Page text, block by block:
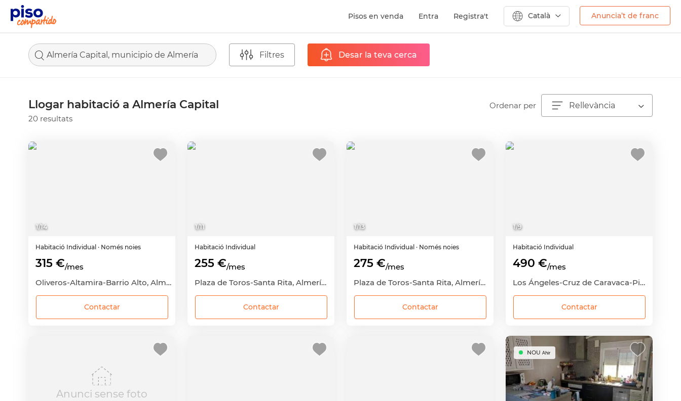
Pisos en venda Entra Registra't Català Anuncia’t de franc
Almería Capital, municipio de Almería Filtres Desar la teva cerca
Llogar habitació a Almería Capital
20 resultats
Ordenar per Rellevància
1/14
Habitació Individual · Només noies
315 €/mes
Oliveros-Altamira-Barrio Alto, Almería Capital, Almería
Contactar
1/11
Habitació Individual
255 €/mes
Plaza de Toros-Santa Rita, Almería Capital, Almería
Contactar
1/13
Habitació Individual · Només noies
275 €/mes
Plaza de Toros-Santa Rita, Almería Capital, Almería
Contactar
1/9
Habitació Individual
490 €/mes
Los Ángeles-Cruz de Caravaca-Piedras Redondas, Almería Capital, Almería
Contactar
Anunci sense foto
NOU Ahir